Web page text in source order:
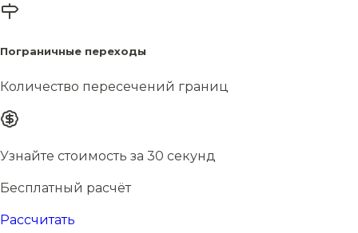
Пограничные переходы
Количество пересечений границ
Узнайте стоимость за 30 секунд
Бесплатный расчёт
Рассчитать